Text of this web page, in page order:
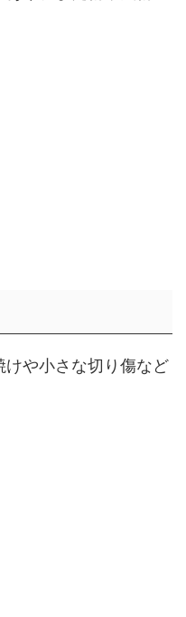
や小さな切り傷など